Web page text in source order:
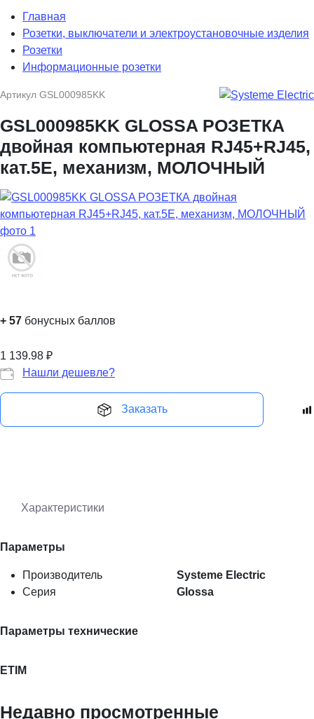
Главная
Розетки, выключатели и электроустановочные изделия
Розетки
Информационные розетки
Артикул GSL000985KK
GSL000985KK GLOSSA РОЗЕТКА
двойная компьютерная RJ45+RJ45,
кат.5E, механизм, МОЛОЧНЫЙ
+ 57 бонусных баллов
1 139.98 ₽
Нашли дешевле?
Заказать
Характеристики
Параметры
Производитель
Systeme Electric
Серия
Glossa
Параметры технические
ETIM
Недавно просмотренные